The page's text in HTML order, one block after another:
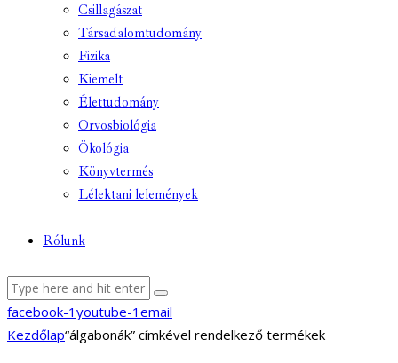
Csillagászat
Társadalomtudomány
Fizika
Kiemelt
Élettudomány
Orvosbiológia
Ökológia
Könyvtermés
Lélektani lelemények
Rólunk
facebook-1 youtube-1 email
Kezdőlap“álgabonák” címkével rendelkező termékek